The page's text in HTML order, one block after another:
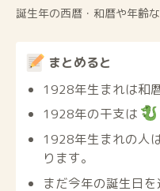
誕生年の西暦・和暦や年齢
まとめると
1928年生まれは和
1928年の干支は
1928年生まれの人
ります。
まだ今年の誕生日